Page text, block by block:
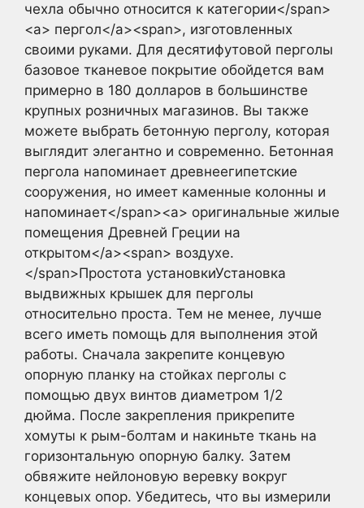
чехла обычно относится к категории</span>
<a> пергол</a><span>, изготовленных
своими руками. Для десятифутовой перголы
базовое тканевое покрытие обойдется вам
примерно в 180 долларов в большинстве
крупных розничных магазинов. Вы также
можете выбрать бетонную перголу, которая
выглядит элегантно и современно. Бетонная
пергола напоминает древнеегипетские
сооружения, но имеет каменные колонны и
напоминает</span><a> оригинальные жилые
помещения Древней Греции на
открытом</a><span> воздухе.
</span>Простота установкиУстановка
выдвижных крышек для перголы
относительно проста. Тем не менее, лучше
всего иметь помощь для выполнения этой
работы. Сначала закрепите концевую
опорную планку на стойках перголы с
помощью двух винтов диаметром 1/2
дюйма. После закрепления прикрепите
хомуты к рым-болтам и накиньте ткань на
горизонтальную опорную балку. Затем
обвяжите нейлоновую веревку вокруг
концевых опор. Убедитесь, что вы измерили